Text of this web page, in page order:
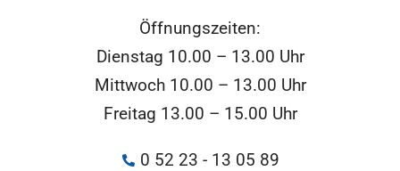
Öffnungszeiten:
Dienstag 10.00 – 13.00 Uhr
Mittwoch 10.00 – 13.00 Uhr
Freitag 13.00 – 15.00 Uhr
0 52 23 - 13 05 89